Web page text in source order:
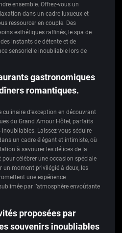
ensemble. Offrez-vous un
dans un cadre luxueux et
ressourcer en couple. Des
esthétiques raffinés, le spa de
instants de détente et de
sensorielle inoubliable lors de
gastronomiques
romantiques.
culinaire d’exception en découvrant
du Grand Amour Hôtel, parfaits
Laissez-vous séduire
un cadre élégant et intimiste, où
à savourer les délices de la
célébrer une occasion spéciale
moment privilégié à deux, les
une expérience
par l’atmosphère envoûtante
proposées par
souvenirs inoubliables